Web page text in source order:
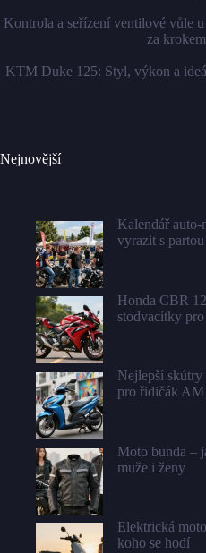
Kontrola a seřízení ventilové vůle
za krokem
KTM Duke 125: Styl, výkon a
Nejnovější
Kalendář
vyrazit s
Honda CBR
stodvacítky
Nejlepší
pro řidičák AM
Moto bunda –
muže i ženy
Elektrická
koho se hodí